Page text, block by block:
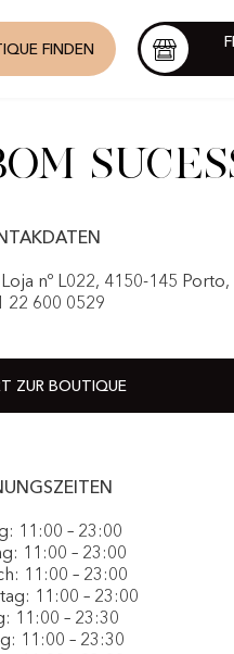
FINDEN
nº L022, 4150-145 Porto,
22 600 0529
ZUR BOUTIQUE
11:00 – 23:00
11:00 – 23:00
11:00 – 23:00
11:00 – 23:00
11:00 – 23:30
11:00 – 23:30